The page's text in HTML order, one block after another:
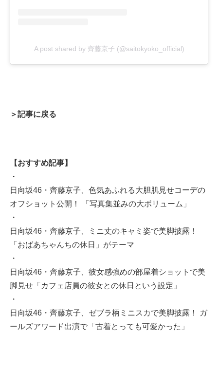
A post shared by 齊藤京子 (@saitokyoko_official)
＞記事に戻る
【おすすめ記事】
・
日向坂46・齊藤京子、色気あふれる大胆肌見せコーデの
オフショット公開！ 「写真集並みの大ボリューム」
・
日向坂46・齊藤京子、ミニ丈のキャミ姿で美脚披露！
「おばあちゃんちの休日」がテーマ
・
日向坂46・齊藤京子、彼女感強めの部屋着ショットで美
脚見せ「カフェ店員の彼女との休日という設定」
・
日向坂46・齊藤京子、ゼブラ柄ミニスカで美脚披露！ ガ
ールズアワード出演で「古着とっても可愛かった」